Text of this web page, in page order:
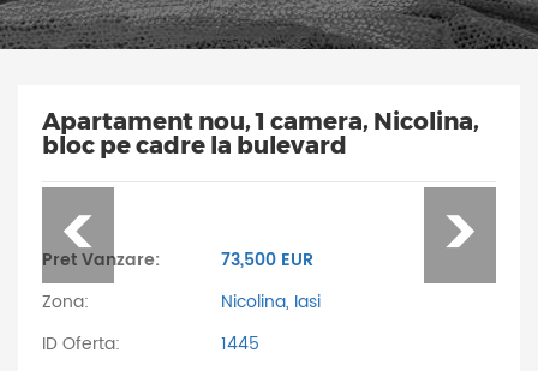
Apartament nou, 1 camera, Nicolina,
bloc pe cadre la bulevard
Pret Vanzare:
73,500 EUR
Zona:
Nicolina, Iasi
ID Oferta:
1445